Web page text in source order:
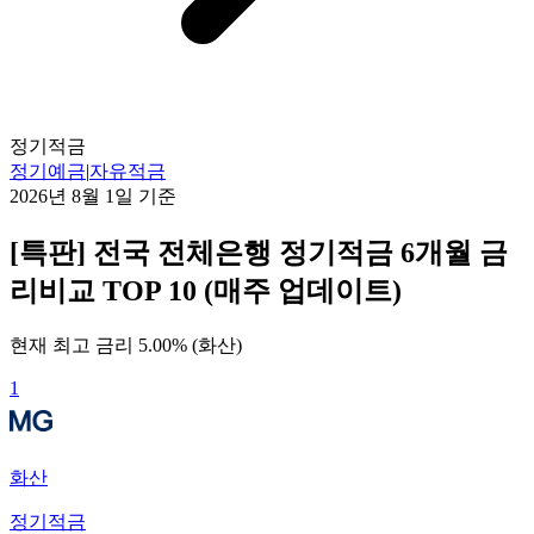
정기적금
정기예금|자유적금
2026년 8월 1일 기준
[특판] 전국 전체은행 정기적금 6개월 금
리비교 TOP 10 (매주 업데이트)
현재 최고 금리 5.00% (화산)
1
화산
정기적금